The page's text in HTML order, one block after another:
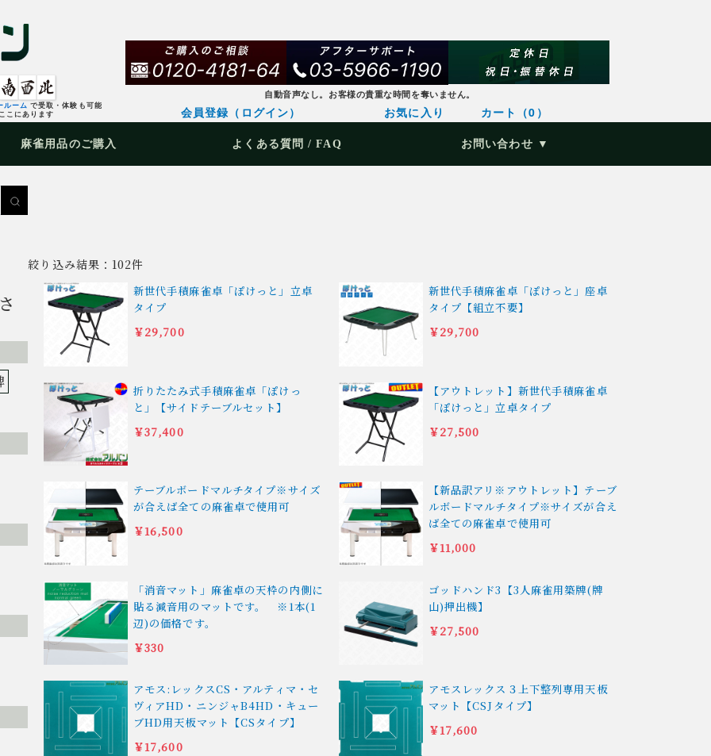
ルーム で受取・体験も可能
こにあります
自動音声なし。お客様の貴重な時間を奪いません。
会員登録（ログイン） お気に入り カート（0）
麻雀用品のご購入 よくある質問 / FAQ お問い合わせ ▼
絞り込み結果：102件
新世代手積麻雀卓「ぽけっと」立卓
タイプ
￥29,700
新世代手積麻雀卓「ぽけっと」座卓
タイプ【組立不要】
￥29,700
折りたたみ式手積麻雀卓「ぽけっ
と」【サイドテーブルセット】
￥37,400
【アウトレット】新世代手積麻雀卓
「ぽけっと」立卓タイプ
￥27,500
テーブルボードマルチタイプ※サイズ
が合えば全ての麻雀卓で使用可
￥16,500
【新品訳アリ※アウトレット】テーブ
ルボードマルチタイプ※サイズが合え
ば全ての麻雀卓で使用可
￥11,000
「消音マット」麻雀卓の天枠の内側に
貼る減音用のマットです。 ※1本(1
辺)の価格です。
￥330
ゴッドハンド3【3人麻雀用築牌(牌
山)押出機】
￥27,500
アモス:レックスCS・アルティマ・セ
ヴィアHD・ニンジャB4HD・キュー
ブHD用天板マット【CSタイプ】
￥17,600
アモスレックス３上下整列専用天板
マット【CSJタイプ】
￥17,600